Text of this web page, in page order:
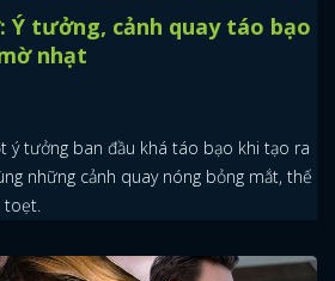
Ý tưởng, cảnh quay táo bạo
nhạt
ý tưởng ban đầu khá táo bạo khi tạo ra
những cảnh quay nóng bỏng mắt, thế